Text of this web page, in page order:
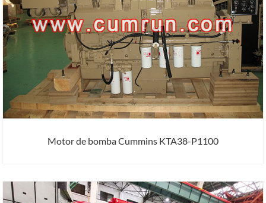
Motor de bomba Cummins KTA38-P1100